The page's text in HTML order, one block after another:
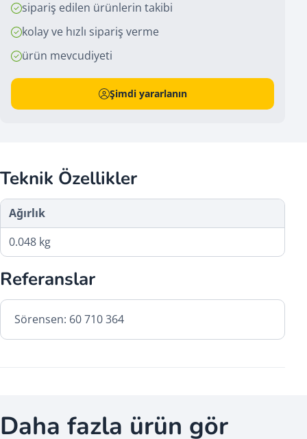
sipariş edilen ürünlerin takibi
kolay ve hızlı sipariş verme
ürün mevcudiyeti
Şimdi yararlanın
Teknik Özellikler
Ağırlık
0.048 kg
Referanslar
Sörensen: 60 710 364
Daha fazla ürün gör